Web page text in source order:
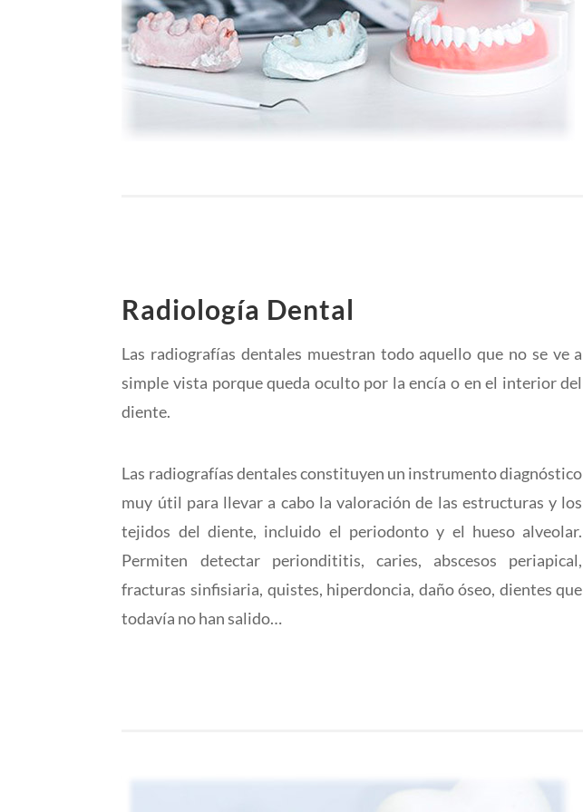
Radiología Dental
Las radiografías dentales muestran todo aquello que no se ve a
simple vista porque queda oculto por la encía o en el interior del
diente.
Las radiografías dentales constituyen un instrumento diagnóstico
muy útil para llevar a cabo la valoración de las estructuras y los
tejidos del diente, incluido el periodonto y el hueso alveolar.
Permiten detectar periondititis, caries, abscesos periapical,
fracturas sinfisiaria, quistes, hiperdoncia, daño óseo, dientes que
todavía no han salido…